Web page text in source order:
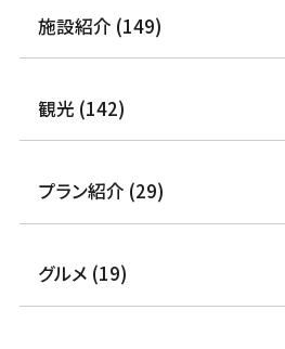
施設紹介 (149)
観光 (142)
プラン紹介 (29)
グルメ (19)